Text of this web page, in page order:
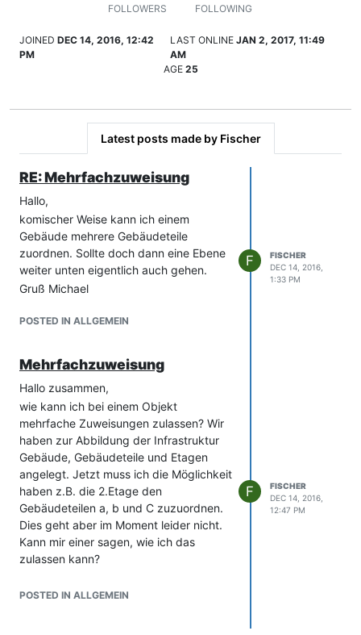
FOLLOWERS FOLLOWING
JOINED DEC 14, 2016, 12:42
PM
LAST ONLINE JAN 2, 2017, 11:49
AM
AGE 25
Latest posts made by Fischer
RE: Mehrfachzuweisung
Hallo,
komischer Weise kann ich einem
Gebäude mehrere Gebäudeteile
zuordnen. Sollte doch dann eine Ebene
weiter unten eigentlich auch gehen.
Gruß Michael
POSTED IN ALLGEMEIN
F
FISCHER
DEC 14, 2016,
1:33 PM
Mehrfachzuweisung
Hallo zusammen,
wie kann ich bei einem Objekt
mehrfache Zuweisungen zulassen? Wir
haben zur Abbildung der Infrastruktur
Gebäude, Gebäudeteile und Etagen
angelegt. Jetzt muss ich die Möglichkeit
haben z.B. die 2.Etage den
Gebäudeteilen a, b und C zuzuordnen.
Dies geht aber im Moment leider nicht.
Kann mir einer sagen, wie ich das
zulassen kann?
POSTED IN ALLGEMEIN
F
FISCHER
DEC 14, 2016,
12:47 PM